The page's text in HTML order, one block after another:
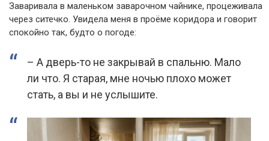
Заваривала в маленьком заварочном чайнике, процеживала
через ситечко. Увидела меня в проёме коридора и говорит
спокойно так, будто о погоде:
– А дверь-то не закрывай в спальню. Мало
ли что. Я старая, мне ночью плохо может
стать, а вы и не услышите.